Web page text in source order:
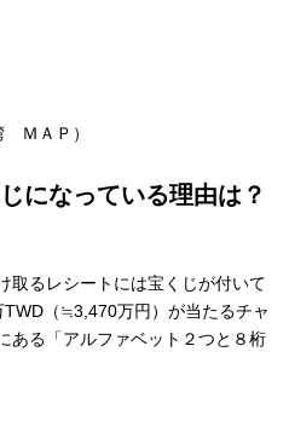
ＭＡＰ）
になっている理由は？
取るレシートには宝くじが付いて
（≒3,470万円）が当たるチャ
ある「アルファベット２つと８桁